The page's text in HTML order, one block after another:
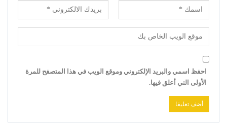
احفظ اسمي والبريد الإلكتروني وموقع الويب في هذا المتصفح للمرة
الأولى التي أعلق فيها.